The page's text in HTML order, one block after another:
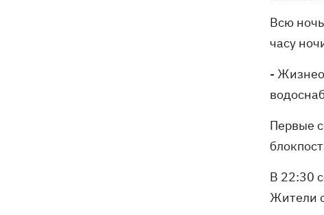
Всю
часу
-
Первые
В 22:30
Жители